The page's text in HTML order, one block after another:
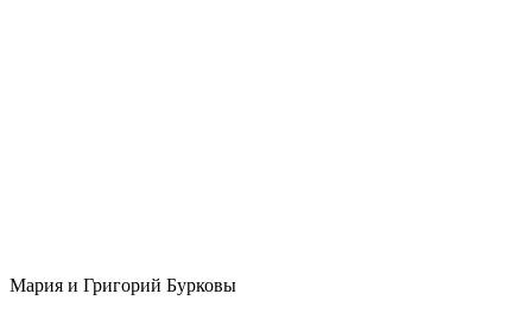
Мария и Григорий Бурковы